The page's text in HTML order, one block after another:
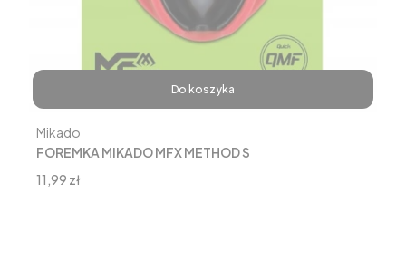
Do koszyka
FOREMKA MIKADO MFX METHOD S
Producent
Mikado
Cena
11,99 zł